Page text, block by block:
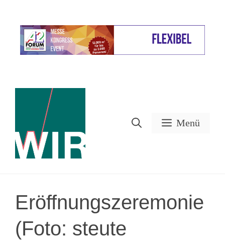
springen
Menü
Eröffnungszeremonie
(Foto: steute